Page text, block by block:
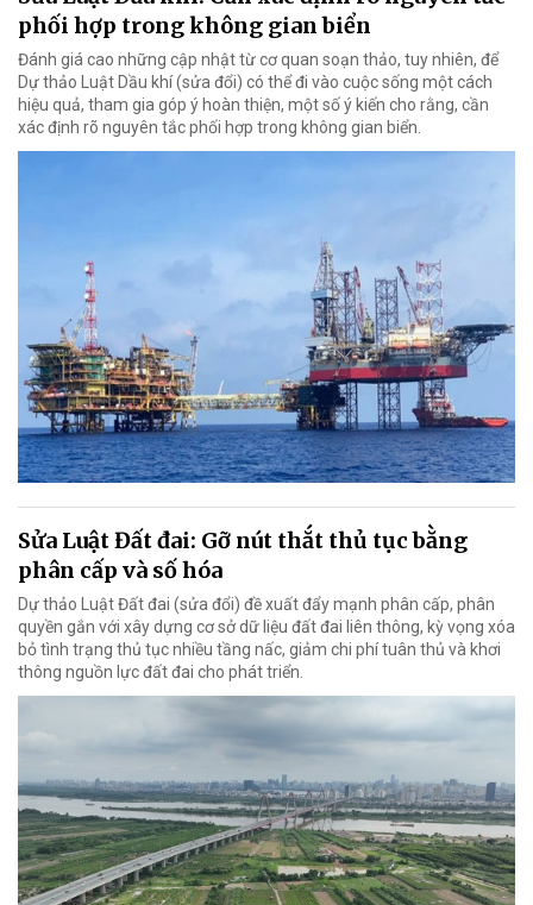
phối hợp trong không gian biển
Đánh giá cao những cập nhật từ cơ quan soạn thảo, tuy nhiên, để
Dự thảo Luật Dầu khí (sửa đổi) có thể đi vào cuộc sống một cách
hiệu quả, tham gia góp ý hoàn thiện, một số ý kiến cho rằng, cần
xác định rõ nguyên tắc phối hợp trong không gian biển.
Sửa Luật Đất đai: Gỡ nút thắt thủ tục bằng
phân cấp và số hóa
Dự thảo Luật Đất đai (sửa đổi) đề xuất đẩy mạnh phân cấp, phân
quyền gắn với xây dựng cơ sở dữ liệu đất đai liên thông, kỳ vọng xóa
bỏ tình trạng thủ tục nhiều tầng nấc, giảm chi phí tuân thủ và khơi
thông nguồn lực đất đai cho phát triển.